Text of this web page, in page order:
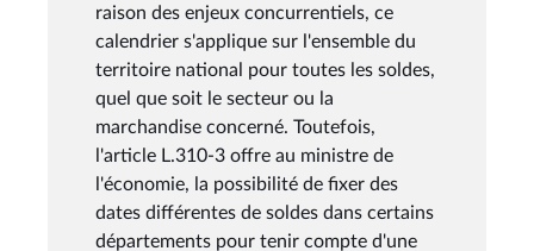
raison des enjeux concurrentiels, ce
calendrier s'applique sur l'ensemble du
territoire national pour toutes les soldes,
quel que soit le secteur ou la
marchandise concerné. Toutefois,
l'article L.310-3 offre au ministre de
l'économie, la possibilité de fixer des
dates différentes de soldes dans certains
départements pour tenir compte d'une